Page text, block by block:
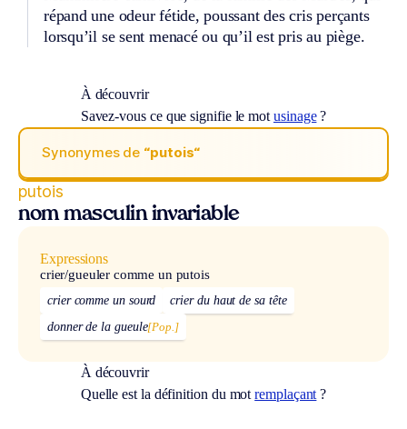
répand une odeur fétide, poussant des cris perçants
lorsqu’il se sent menacé ou qu’il est pris au piège.
À découvrir
Savez-vous ce que signifie le mot usinage?
Synonymes de “putois“
putois
nom masculin invariable
Expressions
crier/gueuler comme un putois
crier comme un sourd
crier du haut de sa tête
donner de la gueule[Pop.]
À découvrir
Quelle est la définition du motremplaçant ?